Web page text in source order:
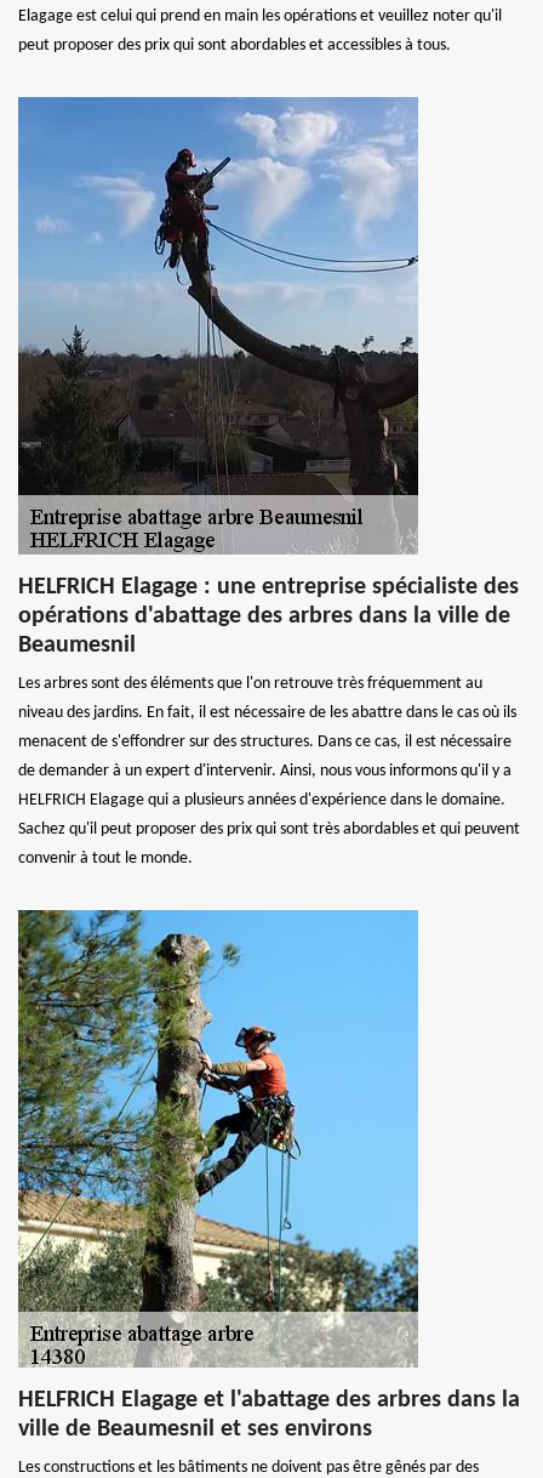
Elagage est celui qui prend en main les opérations et veuillez noter qu'il
peut proposer des prix qui sont abordables et accessibles à tous.
HELFRICH Elagage : une entreprise spécialiste des
opérations d'abattage des arbres dans la ville de
Beaumesnil
Les arbres sont des éléments que l'on retrouve très fréquemment au
niveau des jardins. En fait, il est nécessaire de les abattre dans le cas où ils
menacent de s'effondrer sur des structures. Dans ce cas, il est nécessaire
de demander à un expert d'intervenir. Ainsi, nous vous informons qu'il y a
HELFRICH Elagage qui a plusieurs années d'expérience dans le domaine.
Sachez qu'il peut proposer des prix qui sont très abordables et qui peuvent
convenir à tout le monde.
HELFRICH Elagage et l'abattage des arbres dans la
ville de Beaumesnil et ses environs
Les constructions et les bâtiments ne doivent pas être gênés par des